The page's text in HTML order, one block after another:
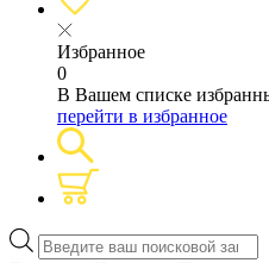
Избранное
0
В Вашем списке
перейти в избранное
Поиск
товаров